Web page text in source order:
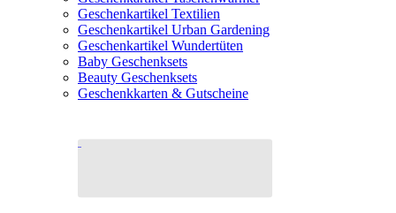
Geschenkartikel Textilien
Geschenkartikel Urban Gardening
Geschenkartikel Wundertüten
Baby Geschenksets
Beauty Geschenksets
Geschenkkarten & Gutscheine